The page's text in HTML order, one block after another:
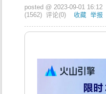
posted @2023-09-01 16:12
(1562) 评论(0) 收藏 举报